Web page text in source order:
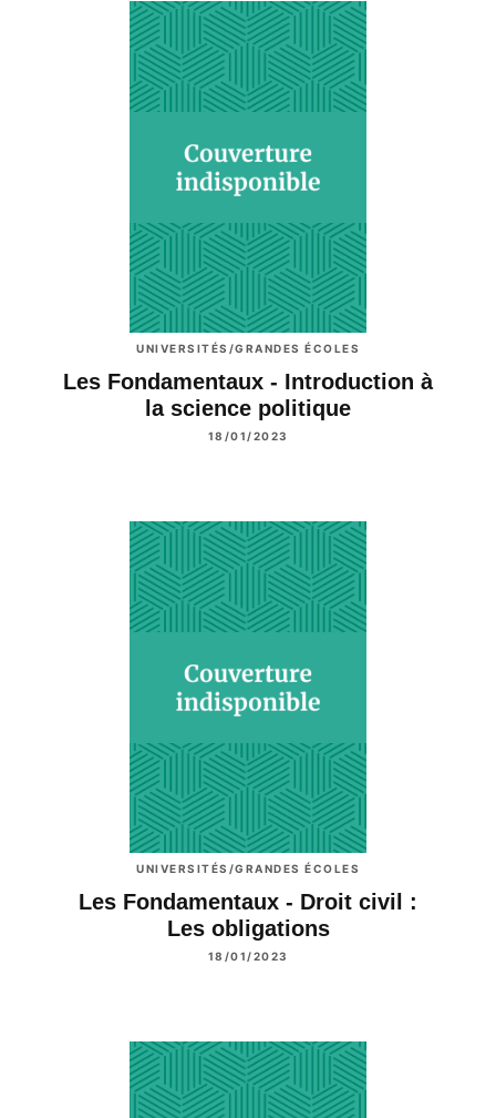
UNIVERSITÉS/GRANDES ÉCOLES
Les Fondamentaux - Introduction à
la science politique
18/01/2023
UNIVERSITÉS/GRANDES ÉCOLES
Les Fondamentaux - Droit civil :
Les obligations
18/01/2023